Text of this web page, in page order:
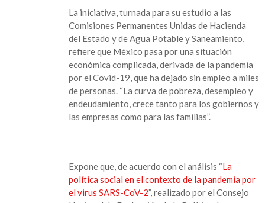
La iniciativa, turnada para su estudio a las
Comisiones Permanentes Unidas de Hacienda
del Estado y de Agua Potable y Saneamiento,
refiere que México pasa por una situación
económica complicada, derivada de la pandemia
por el Covid-19, que ha dejado sin empleo a miles
de personas. “La curva de pobreza, desempleo y
endeudamiento, crece tanto para los gobiernos y
las empresas como para las familias”.
Expone que, de acuerdo con el análisis “La
política social en el contexto de la pandemia por
el virus SARS-CoV-2”, realizado por el Consejo